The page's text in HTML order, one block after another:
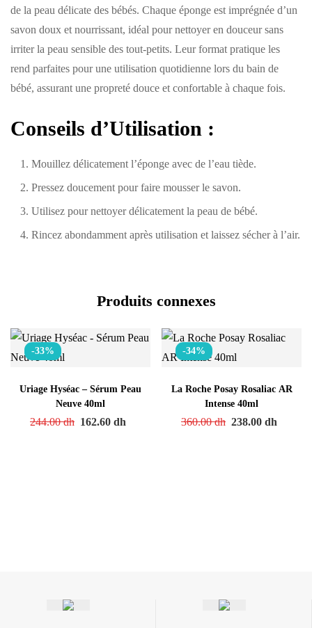
de la peau délicate des bébés. Chaque éponge est imprégnée d’un
savon doux et nourrissant, idéal pour nettoyer en douceur sans
irriter la peau sensible des tout-petits. Leur format pratique les
rend parfaites pour une utilisation quotidienne lors du bain de
bébé, assurant une propreté douce et confortable à chaque fois.
Conseils d’Utilisation :
Mouillez délicatement l’éponge avec de l’eau tiède.
Pressez doucement pour faire mousser le savon.
Utilisez pour nettoyer délicatement la peau de bébé.
Rincez abondamment après utilisation et laissez sécher à l’air.
Produits connexes
-33%
Uriage Hyséac – Sérum Peau
Neuve 40ml
244.00dh 162.60 dh
-34%
La Roche Posay Rosaliac AR
Intense 40ml
360.00dh 238.00 dh